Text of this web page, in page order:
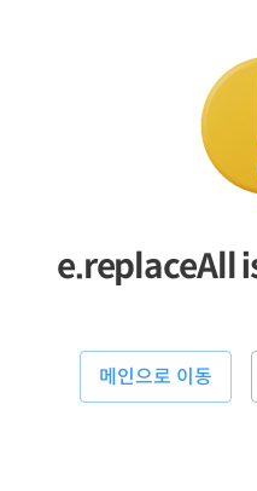
e.replaceAll
메인으로 이동